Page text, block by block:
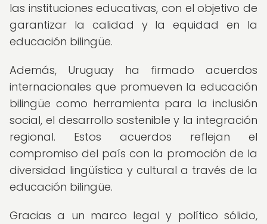
las instituciones educativas, con el objetivo de
garantizar la calidad y la equidad en la
educación bilingüe.
Además, Uruguay ha firmado acuerdos
internacionales que promueven la educación
bilingüe como herramienta para la inclusión
social, el desarrollo sostenible y la integración
regional. Estos acuerdos reflejan el
compromiso del país con la promoción de la
diversidad lingüística y cultural a través de la
educación bilingüe.
Gracias a un marco legal y político sólido,